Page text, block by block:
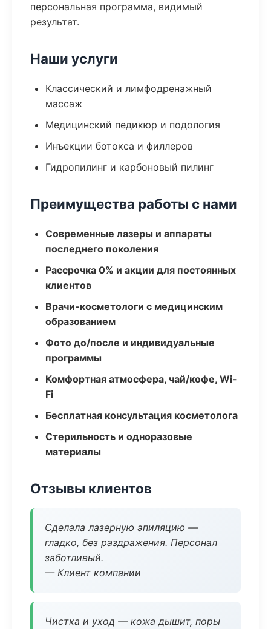
персональная программа, видимый
результат.
Наши услуги
Классический и лимфодренажный
массаж
Медицинский педикюр и подология
Инъекции ботокса и филлеров
Гидропилинг и карбоновый пилинг
Преимущества работы с нами
Современные лазеры и аппараты
последнего поколения
Рассрочка 0% и акции для постоянных
клиентов
Врачи-косметологи с медицинским
образованием
Фото до/после и индивидуальные
программы
Комфортная атмосфера, чай/кофе, Wi-
Fi
Бесплатная консультация косметолога
Стерильность и одноразовые
материалы
Отзывы клиентов
Сделала лазерную эпиляцию —
гладко, без раздражения. Персонал
заботливый.
— Клиент компании
Чистка и уход — кожа дышит, поры